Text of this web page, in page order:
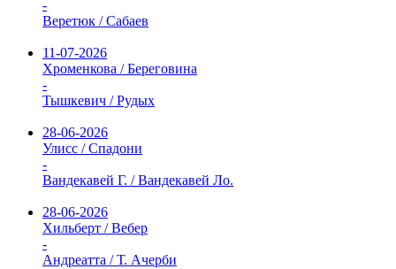
-
Веретюк / Сабаев
11-07-2026
Хроменкова / Береговина
-
Тышкевич / Рудых
28-06-2026
Улисс / Спадони
-
Вандекавей Г. / Вандекавей Ло.
28-06-2026
Хильберт / Вебер
-
Андреатта / Т. Ачерби